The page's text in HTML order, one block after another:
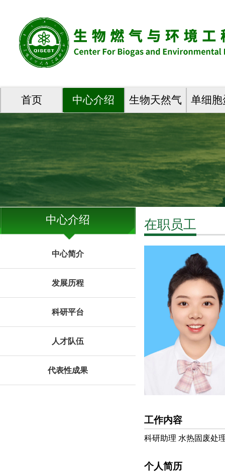
首页 中心介绍 生物天然气 单细
中心介绍
中心简介
发展历程
科研平台
人才队伍
代表性成果
在职员工
工作内容
科研助理 水热固废处
个人简历